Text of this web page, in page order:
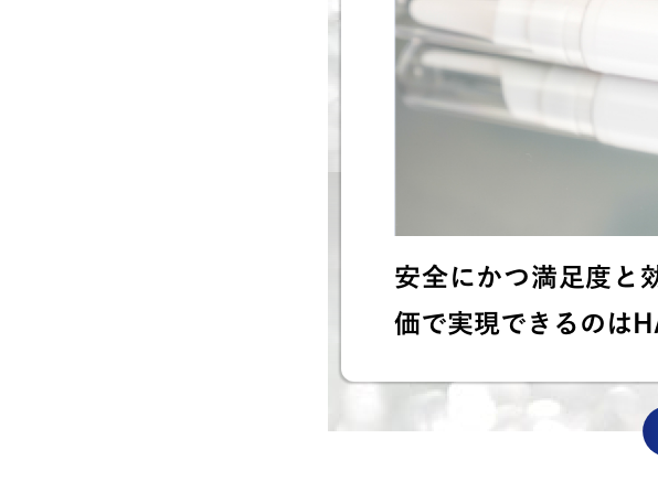
安全にかつ満足度と
価で実現できるのは